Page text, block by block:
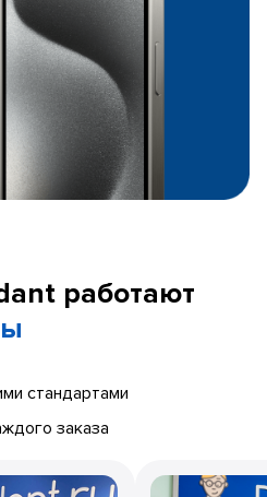
работают
стандартами
заказа